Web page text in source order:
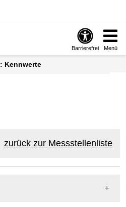
Barrierefrei Menü
: Kennwerte
zurück zur Messstellenliste